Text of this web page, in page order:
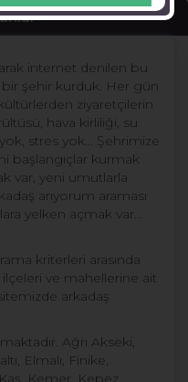
internet denilen bu
şehir kurduk. Her gün
kültürlerden ziyaretçilerin
hava kirliliği, su
stres yok... Şehrimize
başlangıçlar kurmak
var, yeni umutlarla
arıyorum araması
yelken açmak var...
kriterleri arasında
ve mahellerine ait
arkadaş
Ağrı Akseki,
Elmalı, Finike,
Kemer, Kepez,